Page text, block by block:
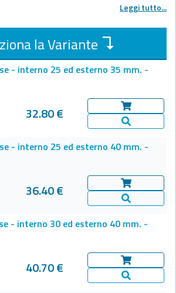
Leggi tutto...
la Variante ↴
- interno 25 ed esterno 35 mm. -
32.80 €
Aggiungi al
Vedi Dettagli
- interno 25 ed esterno 40 mm. -
36.40 €
Aggiungi al
Vedi Dettagli
- interno 30 ed esterno 40 mm. -
40.70 €
Aggiungi al
Vedi Dettagli